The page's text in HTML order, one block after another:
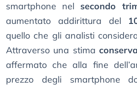
smartphone nel secondo
aumentato addirittura del
quello che gli analisti
Attraverso una stima
affermato che alla fine
prezzo degli smartphone